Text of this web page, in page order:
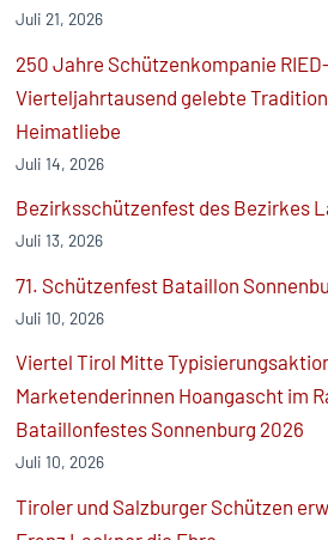
Juli 21, 2026
250 Jahre Schützenkompanie
Vierteljahrtausend gelebte
Heimatliebe
Juli 14, 2026
Bezirksschützenfest des Bezirkes
Juli 13, 2026
71. Schützenfest Bataillon
Juli 10, 2026
Viertel Tirol Mitte
Marketenderinnen Hoangascht im
Bataillonfestes Sonnenburg 2026
Juli 10, 2026
Tiroler und Salzburger Schützen